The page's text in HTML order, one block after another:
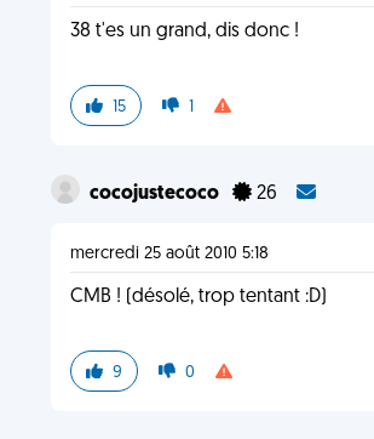
38 t'es un grand, dis donc !
15 1
cocojustecoco 26
mercredi 25 août 2010 5:18
CMB ! (désolé, trop tentant :D)
9 0